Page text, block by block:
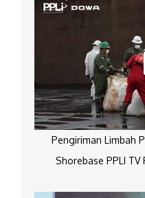
Pengiriman Limbah
Shorebase PPLI TV